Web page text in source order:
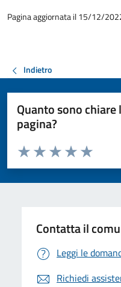
Pagina aggiornata il 15/12/
Indietro
Quanto sono
pagina?
Valuta da 1 a 5 stelle la pagina
Valuta 5
Valuta 4
Valuta 3 stelle su
Valuta 2 stelle su 5
Valuta 1 stelle su 5
Contatta il
Leggi le
Richiedi